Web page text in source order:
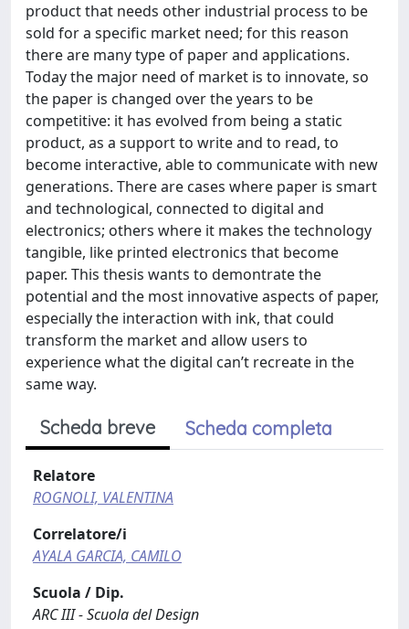
product that needs other industrial process to be
sold for a specific market need; for this reason
there are many type of paper and applications.
Today the major need of market is to innovate, so
the paper is changed over the years to be
competitive: it has evolved from being a static
product, as a support to write and to read, to
become interactive, able to communicate with new
generations. There are cases where paper is smart
and technological, connected to digital and
electronics; others where it makes the technology
tangible, like printed electronics that become
paper. This thesis wants to demontrate the
potential and the most innovative aspects of paper,
especially the interaction with ink, that could
transform the market and allow users to
experience what the digital can’t recreate in the
same way.
Scheda breve Scheda completa
Relatore
ROGNOLI, VALENTINA
Correlatore/i
AYALA GARCIA, CAMILO
Scuola / Dip.
ARC III - Scuola del Design